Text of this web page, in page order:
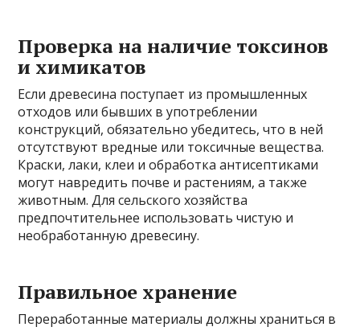
Проверка на наличие токсинов
и химикатов
Если древесина поступает из промышленных
отходов или бывших в употреблении
конструкций, обязательно убедитесь, что в ней
отсутствуют вредные или токсичные вещества.
Краски, лаки, клеи и обработка антисептиками
могут навредить почве и растениям, а также
животным. Для сельского хозяйства
предпочтительнее использовать чистую и
необработанную древесину.
Правильное хранение
Переработанные материалы должны храниться в